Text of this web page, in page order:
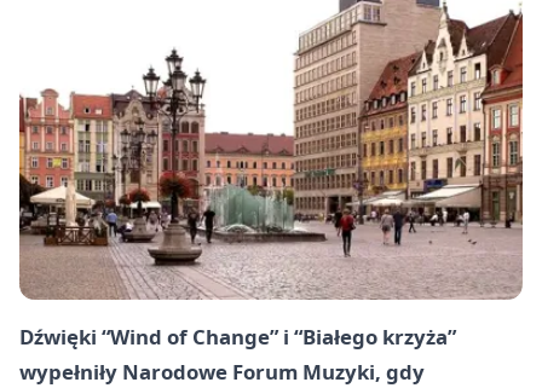
Dźwięki “Wind of Change” i “Białego krzyża”
wypełniły Narodowe Forum Muzyki, gdy